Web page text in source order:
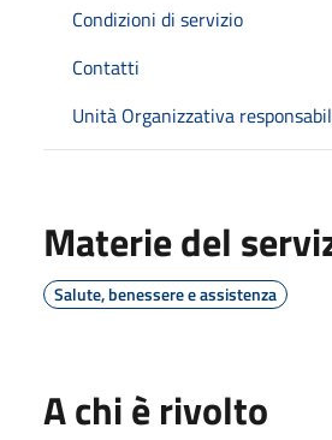
Condizioni di servizio
Contatti
Unità Organizzativa
Materie del
Salute, benessere e assistenza
A chi è rivolto